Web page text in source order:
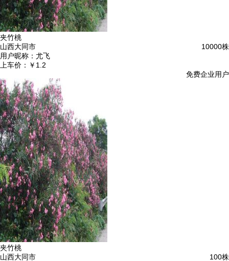
夹竹桃
10000株
山西大同市
用户昵称： 尤飞
上车价： ￥1.2
免费企业用户
夹竹桃
100株
山西大同市